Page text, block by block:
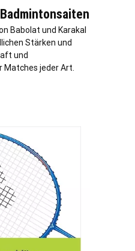
Babolat und Karakal
Stärken und
und
jeder Art.